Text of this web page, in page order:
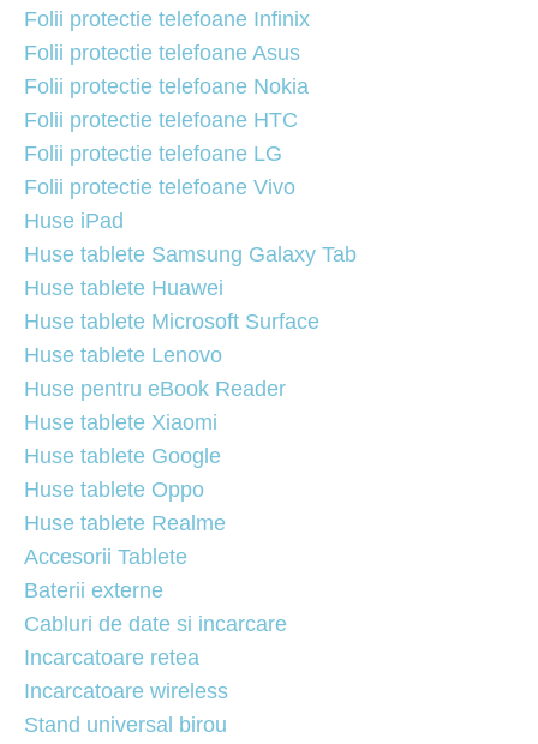
Folii protectie telefoane Infinix
Folii protectie telefoane Asus
Folii protectie telefoane Nokia
Folii protectie telefoane HTC
Folii protectie telefoane LG
Folii protectie telefoane Vivo
Huse iPad
Huse tablete Samsung Galaxy Tab
Huse tablete Huawei
Huse tablete Microsoft Surface
Huse tablete Lenovo
Huse pentru eBook Reader
Huse tablete Xiaomi
Huse tablete Google
Huse tablete Oppo
Huse tablete Realme
Accesorii Tablete
Baterii externe
Cabluri de date si incarcare
Incarcatoare retea
Incarcatoare wireless
Stand universal birou